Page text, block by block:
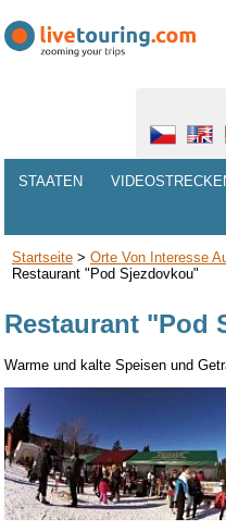
STAATEN
Startseite> Orte Von Interesse
Restaurant "Pod Sjezdovkou"
Restaurant "Pod
Warme und kalte Speisen und